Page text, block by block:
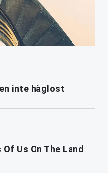
inte håglöst
Us On The Land